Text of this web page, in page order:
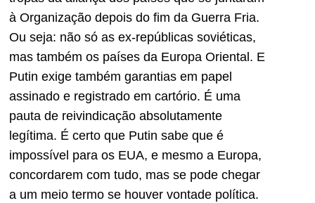
à Organização depois do fim da Guerra Fria.
Ou seja: não só as ex-repúblicas soviéticas,
mas também os países da Europa Oriental. E
Putin exige também garantias em papel
assinado e registrado em cartório. É uma
pauta de reivindicação absolutamente
legítima. É certo que Putin sabe que é
impossível para os EUA, e mesmo a Europa,
concordarem com tudo, mas se pode chegar
a um meio termo se houver vontade política.